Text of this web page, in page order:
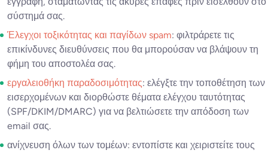
σύστημά σας.
Έλεγχοι τοξικότητας και παγίδων spam: φιλτράρετε τις
επικίνδυνες διευθύνσεις που θα μπορούσαν να βλάψουν τη
φήμη του αποστολέα σας.
εργαλειοθήκη παραδοσιμότητας: ελέγξτε την τοποθέτηση των
εισερχομένων και διορθώστε θέματα ελέγχου ταυτότητας
(SPF/DKIM/DMARC) για να βελτιώσετε την απόδοση των
email σας.
ανίχνευση όλων των τομέων: εντοπίστε και χειριστείτε τους